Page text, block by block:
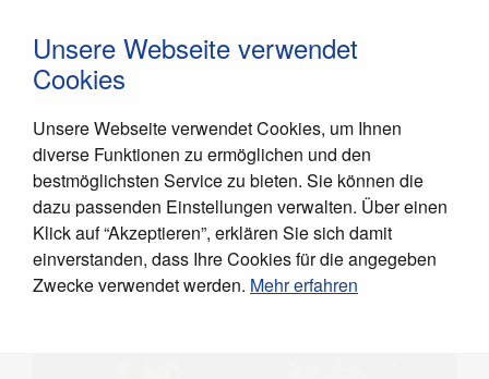
Unsere Webseite verwendet
Cookies
Unsere Webseite verwendet Cookies, um Ihnen
diverse Funktionen zu ermöglichen und den
bestmöglichsten Service zu bieten. Sie können die
dazu passenden Einstellungen verwalten. Über einen
Klick auf “Akzeptieren”, erklären Sie sich damit
einverstanden, dass Ihre Cookies für die angegeben
Zwecke verwendet werden. Mehr erfahren
Gartenmöbel Edelstahl|
GA-200
zurück